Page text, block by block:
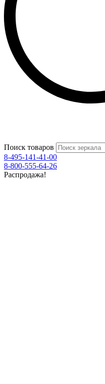
Поиск товаров
8-495-141-41-00
8-800-555-64-26
Распродажа!